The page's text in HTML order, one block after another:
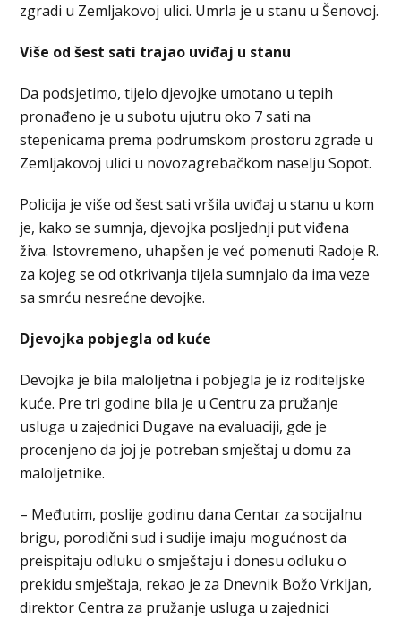
zgradi u Zemljakovoj ulici. Umrla je u stanu u Šenovoj.
Više od šest sati trajao uviđaj u stanu
Da podsjetimo, tijelo djevojke umotano u tepih
pronađeno je u subotu ujutru oko 7 sati na
stepenicama prema podrumskom prostoru zgrade u
Zemljakovoj ulici u novozagrebačkom naselju Sopot.
Policija je više od šest sati vršila uviđaj u stanu u kom
je, kako se sumnja, djevojka posljednji put viđena
živa. Istovremeno, uhapšen je već pomenuti Radoje R.
za kojeg se od otkrivanja tijela sumnjalo da ima veze
sa smrću nesrećne devojke.
Djevojka pobjegla od kuće
Devojka je bila maloljetna i pobjegla je iz roditeljske
kuće. Pre tri godine bila je u Centru za pružanje
usluga u zajednici Dugave na evaluaciji, gde je
procenjeno da joj je potreban smještaj u domu za
maloljetnike.
– Međutim, poslije godinu dana Centar za socijalnu
brigu, porodični sud i sudije imaju mogućnost da
preispitaju odluku o smještaju i donesu odluku o
prekidu smještaja, rekao je za Dnevnik Božo Vrkljan,
direktor Centra za pružanje usluga u zajednici